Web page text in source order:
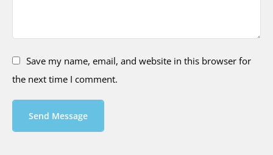
Save my name, email, and website in this browser for
the next time I comment.
Send Message